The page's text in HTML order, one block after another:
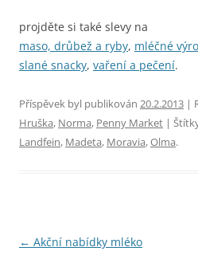
projděte si také slevy na
maso, drůbež a ryby, mléčné
slané snacky, vaření a pečení.
Příspěvek byl publikován 20.2.2013 |
Hruška, Norma, Penny Market |
Landfein, Madeta, Moravia,Olma.
Navigace
← Akční nabídky mléko